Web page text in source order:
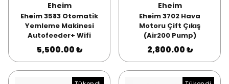
Eheim
Eheim 3583 Otomatik
Yemleme Makinesi
Autofeeder+ Wifi
5,500.00 ₺
Eheim
Eheim 3702 Hava
Motoru Çift Çıkış
(Air200 Pump)
2,800.00 ₺